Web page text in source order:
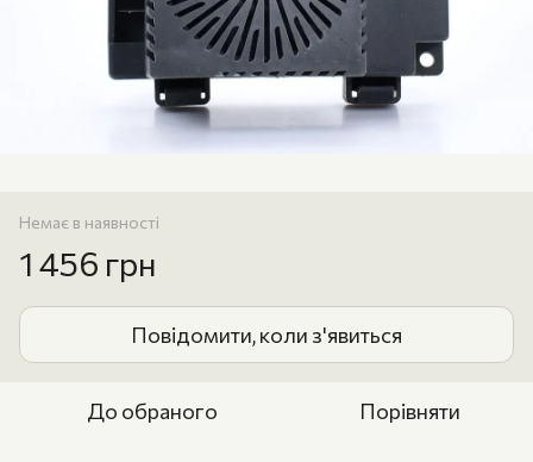
Немає в наявності
1 456 грн
Повідомити, коли з'явиться
До обраного Порівняти